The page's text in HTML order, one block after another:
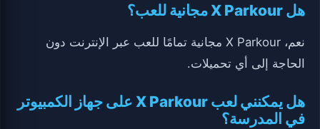
هل X Parkour مجانية للعب؟
نعم، X Parkour مجانية تمامًا للعب عبر الإنترنت دون
الحاجة إلى أي تحميلات.
هل يمكنني لعب X Parkour على جهاز الكمبيوتر
في المدرسة؟